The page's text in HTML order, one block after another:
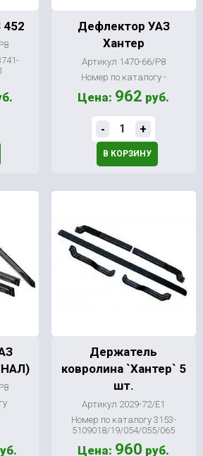
Дефлектор УАЗ
Хантер
Артикул 1470-66/Р8
Номер по каталогу -
Цена: 962 руб.
- +
В КОРЗИНУ
Держатель
ковролина `Хантер` 5
шт.
Артикул 2029-72/Е1
Номер по каталогу 3153-
5109018/19/054/055/065
Цена: 960 руб.